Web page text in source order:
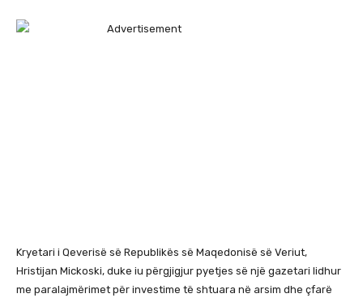
Kryetari i Qeverisë së Republikës së Maqedonisë së Veriut,
Hristijan Mickoski, duke iu përgjigjur pyetjes së një gazetari lidhur
me paralajmërimet për investime të shtuara në arsim dhe çfarë